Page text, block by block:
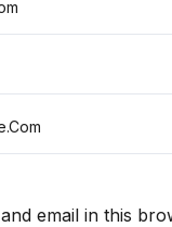
email in this